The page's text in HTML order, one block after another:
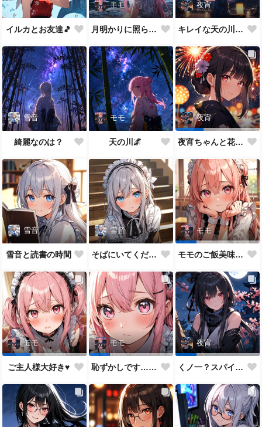
イルカとお友達🎵
モモ
月明かりに照らされて🎵
夜宵
キレイな天の川が一面に…
雪音
綺麗なのは？
モモ
天の川🌌
夜宵
夜宵ちゃんと花火大会
雪音
雪音と読書の時間
雪音
そばにいてください♥
モモ
モモのご飯美味しい？
モモ
ご主人様大好き♥
モモ
恥ずかしです…ご主人様♥
夜宵
くノ一？スパイ？どっちがいいかな？